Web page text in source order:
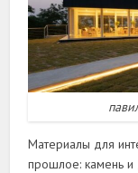
Материалы для
прошлое: камень и